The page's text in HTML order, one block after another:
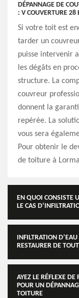
DÉPANNAGE DE
: V COUVERTURE 28
Si votre toit est
tarder un
puisse intervenir
les dégâts en
structure. La
couvreur
donnent la
repérée. La
vous sera
Pour obtenir le
de toiture à
EN QUOI CONSISTE
LE CAS
INFILTRATION
RESTAURER DE
AYEZ LE RÉFLEXE
POUR UN
TOITURE